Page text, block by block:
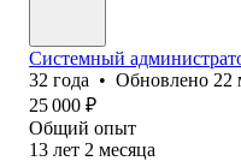
Системный
32 года • Обновлено 22
25 000 ₽
Общий опыт
13 лет 2 месяца